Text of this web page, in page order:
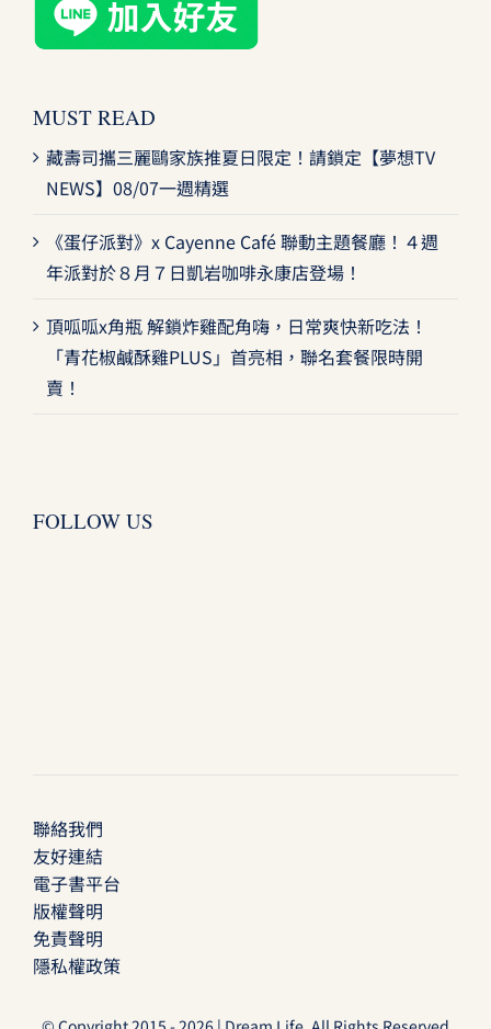
MUST READ
藏壽司攜三麗鷗家族推夏日限定！請鎖定【夢想TV
NEWS】08/07一週精選
《蛋仔派對》x Cayenne Café 聯動主題餐廳！４週
年派對於８月７日凱岩咖啡永康店登場！
頂呱呱x角瓶 解鎖炸雞配角嗨，日常爽快新吃法！
「青花椒鹹酥雞PLUS」首亮相，聯名套餐限時開
賣！
FOLLOW US
聯絡我們
友好連結
電子書平台
版權聲明
免責聲明
隱私權政策